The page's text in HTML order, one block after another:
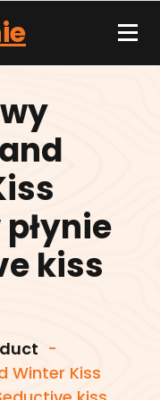
kiss
-
Winter Kiss